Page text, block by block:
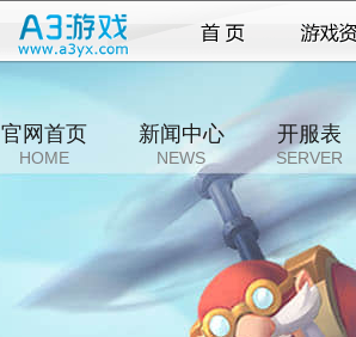
官网首页
HOME
新闻中心
NEWS
开服表
SERVER